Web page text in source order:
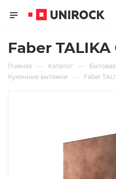
Faber TALIKA
Главная — Каталог — Бытовая
Кухонные вытяжки — Faber